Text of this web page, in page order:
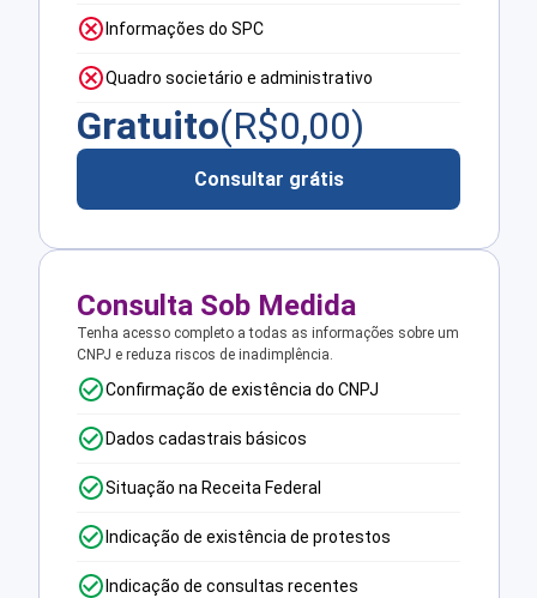
Informações do SPC
Quadro societário e administrativo
Gratuito(R$0,00)
Consultar grátis
Consulta Sob Medida
Tenha acesso completo a todas as informações sobre um
CNPJ e reduza riscos de inadimplência.
Confirmação de existência do CNPJ
Dados cadastrais básicos
Situação na Receita Federal
Indicação de existência de protestos
Indicação de consultas recentes